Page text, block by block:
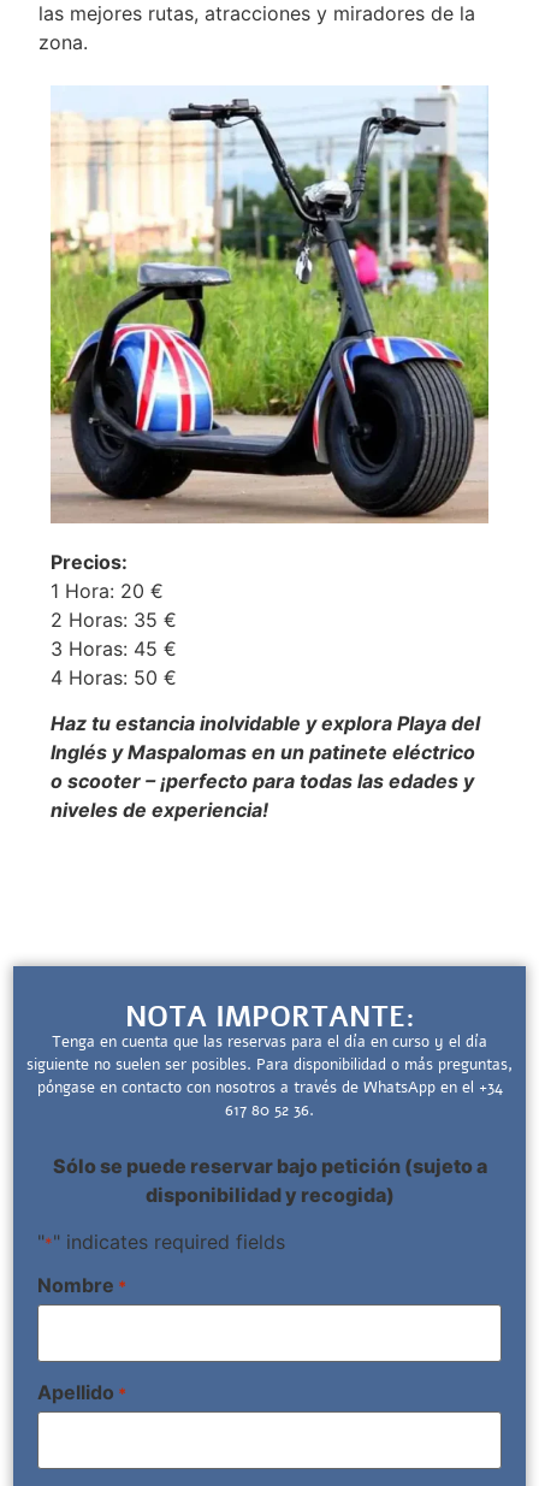
las mejores rutas, atracciones y miradores de la
zona.
Precios:
1 Hora: 20 €
2 Horas: 35 €
3 Horas: 45 €
4 Horas: 50 €
Haz tu estancia inolvidable y explora Playa del
Inglés y Maspalomas en un patinete eléctrico
o scooter – ¡perfecto para todas las edades y
niveles de experiencia!
NOTA IMPORTANTE:
Tenga en cuenta que las reservas para el día en curso y el día
siguiente no suelen ser posibles. Para disponibilidad o más preguntas,
póngase en contacto con nosotros a través de WhatsApp en el +34
617 80 52 36.
Sólo se puede reservar bajo petición (sujeto a
disponibilidad y recogida)
"*" indicates required fields
Nombre *
Apellido *